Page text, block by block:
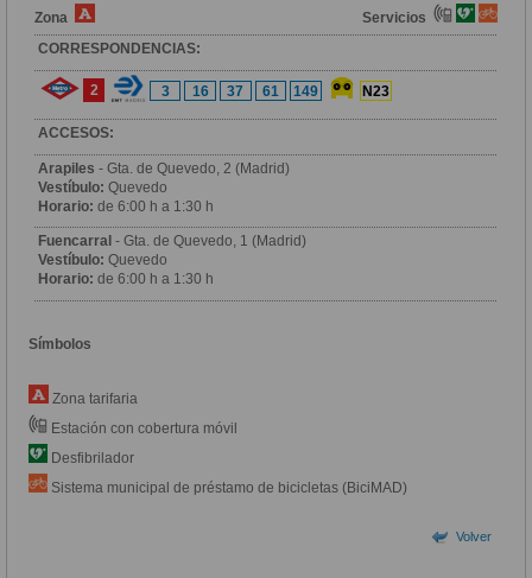
Zona
Servicios
CORRESPONDENCIAS:
2 3 16 37 61 149 N23
ACCESOS:
Arapiles - Gta. de Quevedo, 2 (Madrid)
Vestíbulo: Quevedo
Horario: de 6:00 h a 1:30 h
Fuencarral - Gta. de Quevedo, 1 (Madrid)
Vestíbulo: Quevedo
Horario: de 6:00 h a 1:30 h
Símbolos
Zona tarifaria
Estación con cobertura móvil
Desfibrilador
Sistema municipal de préstamo de bicicletas (BiciMAD)
Volver